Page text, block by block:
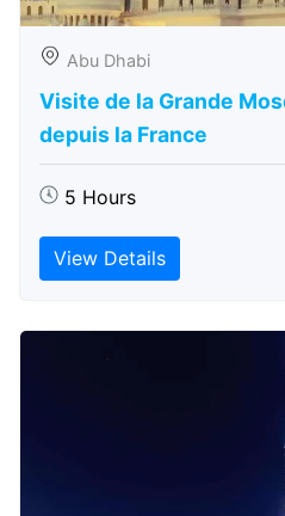
Abu Dhabi
Visite de la Grande
depuis la France
5 Hours
View Details